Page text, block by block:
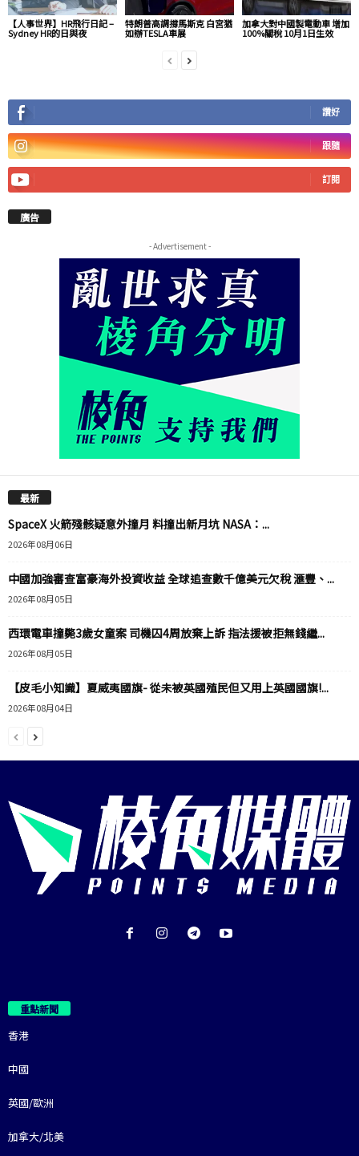
【人事世界】HR飛行日記 –
Sydney HR的日與夜
特朗普高調撐馬斯克 白宮猶
如辦TESLA車展
加拿大對中國製電動車 增加
100%關稅 10月1日生效
讚好
跟隨
訂閱
廣告
- Advertisement -
最新
SpaceX 火箭殘骸疑意外撞月 料撞出新月坑 NASA：...
2026年08月06日
中國加強審查富豪海外投資收益 全球追查數千億美元欠稅 滙豐、...
2026年08月05日
西環電車撞斃3歲女童案 司機囚4周放棄上訴 指法援被拒無錢繼...
2026年08月05日
【皮毛小知識】夏威夷國旗- 從未被英國殖民但又用上英國國旗!...
2026年08月04日
重點新聞
香港
中國
英國/歐洲
加拿大/北美